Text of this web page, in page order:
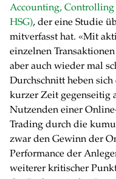
Accounting,
HSG), der eine Studie
mitverfasst hat. «Mit
einzelnen
aber auch wieder mal
Durchschnitt heben sich
kurzer Zeit gegenseitig
Nutzenden einer
Trading durch die
zwar den Gewinn der
Performance der
weiterer kritischer